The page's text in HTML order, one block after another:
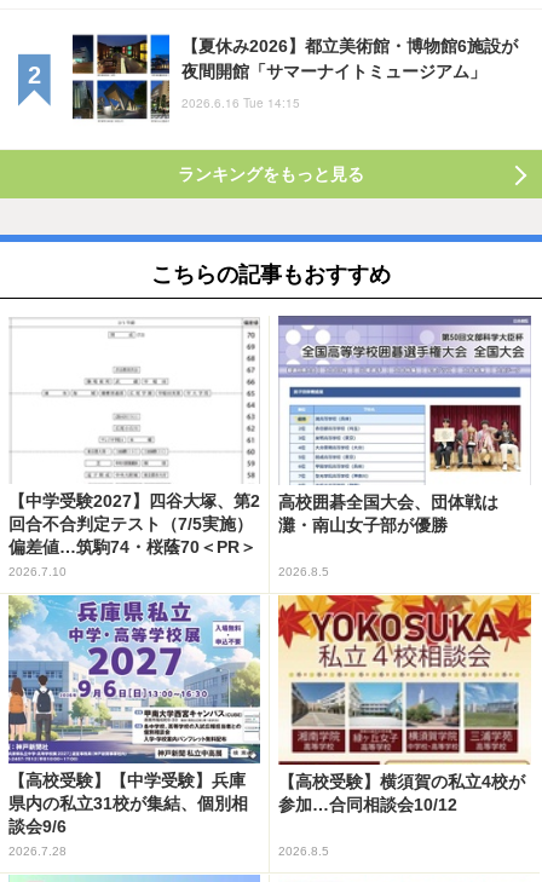
【夏休み2026】都立美術館・博物館6施設が
夜間開館「サマーナイトミュージアム」
2026.6.16 Tue 14:15
ランキングをもっと見る
こちらの記事もおすすめ
【中学受験2027】四谷大塚、第2
回合不合判定テスト（7/5実施）
偏差値…筑駒74・桜蔭70＜PR＞
2026.7.10
高校囲碁全国大会、団体戦は
灘・南山女子部が優勝
2026.8.5
【高校受験】【中学受験】兵庫
県内の私立31校が集結、個別相
談会9/6
2026.7.28
【高校受験】横須賀の私立4校が
参加…合同相談会10/12
2026.8.5